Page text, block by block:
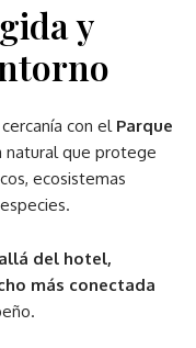
y
con el Parque
natural que protege
ecosistemas
allá del hotel,
más conectada